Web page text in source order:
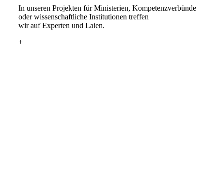
In unseren Projekten für Ministerien, Kompetenzverbünde
oder wissenschaftliche Institutionen treffen
wir auf Experten und Laien.
+